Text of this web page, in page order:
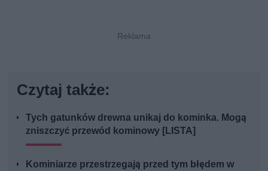
Czytaj także:
Tych gatunków drewna unikaj do kominka. Mogą
zniszczyć przewód kominowy [LISTA]
Kominiarze przestrzegają przed tym błędem w